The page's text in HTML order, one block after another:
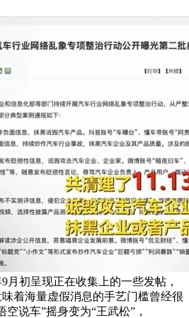
月初呈现正在收集上的一些发帖，
着海量虚假消息的手艺门槛曾经很
说车”摇身变为“王武松”，